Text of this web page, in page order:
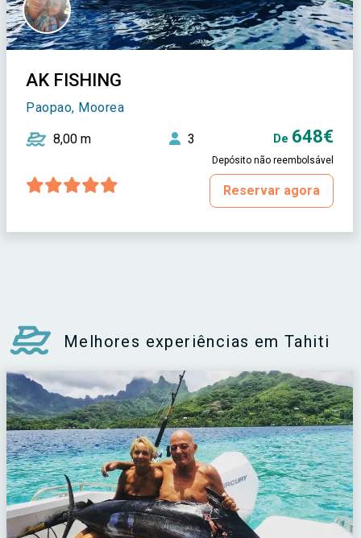
AK FISHING
Paopao, Moorea
8,00 m 3 De 648€
Depósito não reembolsável
Reservar agora
Melhores experiências em Tahiti